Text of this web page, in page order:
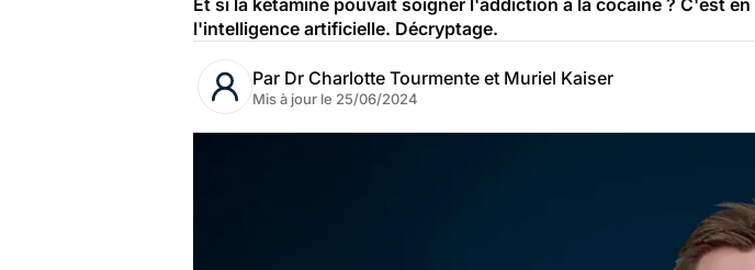
Et si la kétamine pouvait soigner l'addiction à la cocaïne ? C'est
l'intelligence artificielle. Décryptage.
Par Dr Charlotte Tourmente et Muriel Kaiser
Mis à jour le 25/06/2024